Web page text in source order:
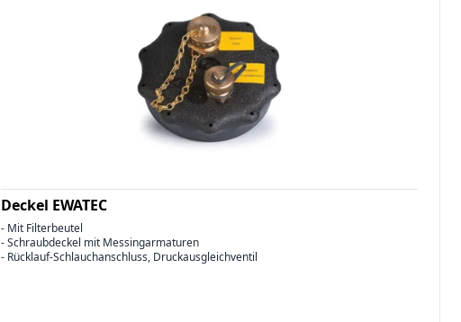
Deckel EWATEC
- Mit Filterbeutel
- Schraubdeckel mit Messingarmaturen
- Rücklauf-Schlauchanschluss, Druckausgleichventil